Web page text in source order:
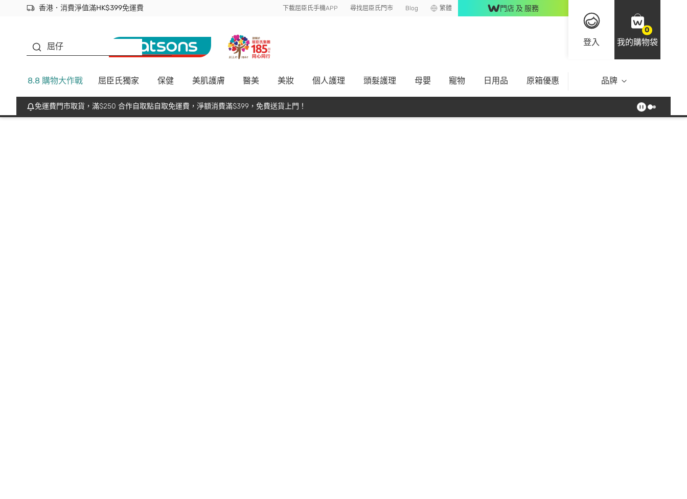
香港．消費淨值滿HK$399免運費
立即成為易賞錢會員盡享獨家優惠
首次APP下單買滿$450 輸入 NEWAPP 即減$50 下載屈臣氏手機APP 尋找屈臣氏門市 Blog 繁體 門店 及 服務
登入
0
我的購物袋
屈仔
8.8 購物大作戰 屈臣氏獨家 保健 美肌護膚 醫美 美妝 個人護理 頭髮護理 母嬰 寵物 日用品 原箱優惠 品牌
免運費門市取貨，滿$250 合作自取點自取免運費，淨額消費滿$399，免費送貨上門！